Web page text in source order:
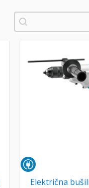
Pretraži
Električna